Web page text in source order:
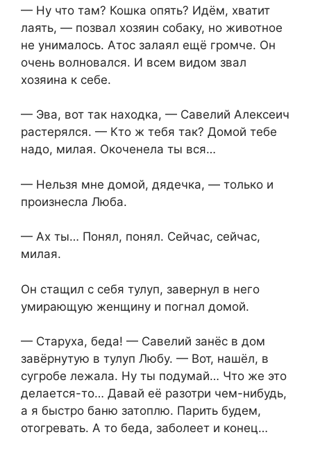
— Ну что там? Кошка опять? Идём, хватит
лаять, — позвал хозяин собаку, но животное
не унималось. Атос залаял ещё громче. Он
очень волновался. И всем видом звал
хозяина к себе.
— Эва, вот так находка, — Савелий Алексеич
растерялся. — Кто ж тебя так? Домой тебе
надо, милая. Окоченела ты вся…
— Нельзя мне домой, дядечка, — только и
произнесла Люба.
— Ах ты… Понял, понял. Сейчас, сейчас,
милая.
Он стащил с себя тулуп, завернул в него
умирающую женщину и погнал домой.
— Старуха, беда! — Савелий занёс в дом
завёрнутую в тулуп Любу. — Вот, нашёл, в
сугробе лежала. Ну ты подумай… Что же это
делается-то… Давай её разотри чем-нибудь,
а я быстро баню затоплю. Парить будем,
отогревать. А то беда, заболеет и конец…